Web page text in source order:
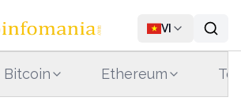
VI
Bitcoin Ethereum